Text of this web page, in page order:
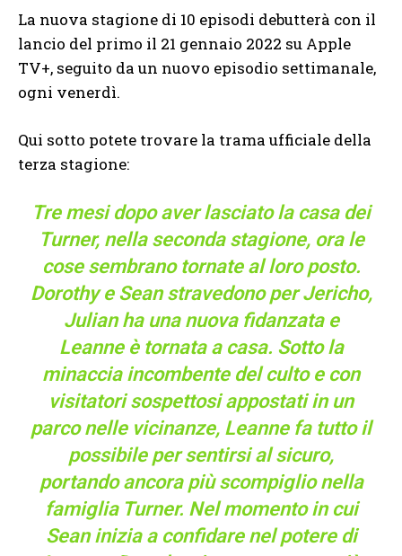
La nuova stagione di 10 episodi debutterà con il
lancio del primo il 21 gennaio 2022 su Apple
TV+, seguito da un nuovo episodio settimanale,
ogni venerdì.
Qui sotto potete trovare la trama ufficiale della
terza stagione:
Tre mesi dopo aver lasciato la casa dei
Turner, nella seconda stagione, ora le
cose sembrano tornate al loro posto.
Dorothy e Sean stravedono per Jericho,
Julian ha una nuova fidanzata e
Leanne è tornata a casa. Sotto la
minaccia incombente del culto e con
visitatori sospettosi appostati in un
parco nelle vicinanze, Leanne fa tutto il
possibile per sentirsi al sicuro,
portando ancora più scompiglio nella
famiglia Turner. Nel momento in cui
Sean inizia a confidare nel potere di